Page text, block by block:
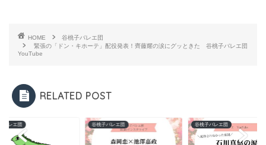
HOME
谷桃子バレエ団
緊張の「ドン・キホーテ」配役発表！齊藤耀の涙にグッときた 谷桃子バレエ団
YouTube
RELATED POST
バレエ団 谷桃子バレエ団 谷桃子バレエ団